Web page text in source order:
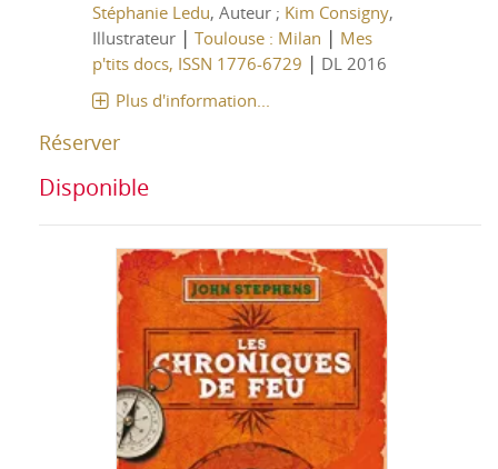
Stéphanie Ledu, Auteur ; Kim Consigny,
Illustrateur | Toulouse : Milan | Mes
p'tits docs, ISSN 1776-6729 | DL 2016
Plus d'information...
Réserver
Disponible